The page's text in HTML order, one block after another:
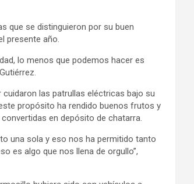
que se distinguieron por su buen
presente año.
lo menos que podemos hacer es
las patrullas eléctricas bajo su
propósito ha rendido buenos frutos y
en depósito de chatarra.
una sola y eso nos ha permitido tanto
es algo que nos llena de orgullo”,